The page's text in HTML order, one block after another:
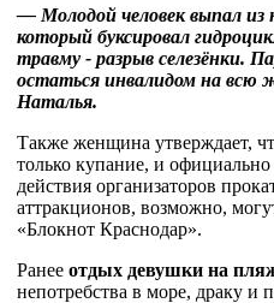
— Молодой человек выпал из
который буксировал
травму - разрыв селезёнки.
остаться инвалидом на всю
Наталья.
Также женщина утверждает,
только купание, и
действия организаторов
аттракционов, возможно,
«Блокнот Краснодар».
Ранее отдых девушки на
непотребства в море, драку и